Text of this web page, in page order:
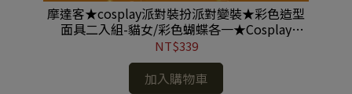
摩達客★cosplay派對裝扮派對變裝★彩色造型
面具二入組-貓女/彩色蝴蝶各一★Cosplay
#MH220702036
NT$339
加入購物車